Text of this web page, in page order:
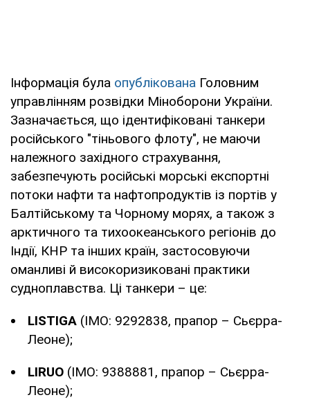
Інформація була опублікована Головним
управлінням розвідки Міноборони України.
Зазначається, що ідентифіковані танкери
російського "тіньового флоту", не маючи
належного західного страхування,
забезпечують російські морські експортні
потоки нафти та нафтопродуктів із портів у
Балтійському та Чорному морях, а також з
арктичного та тихоокеанського регіонів до
Індії, КНР та інших країн, застосовуючи
оманливі й високоризиковані практики
судноплавства. Ці танкери – це:
LISTIGA (IMO: 9292838, прапор – Сьєрра-
Леоне);
LIRUO (IMO: 9388881, прапор – Сьєрра-
Леоне);